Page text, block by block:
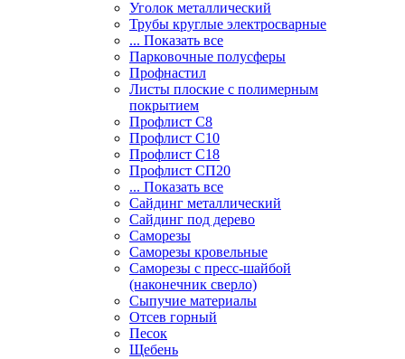
Уголок металлический
Трубы круглые электросварные
... Показать все
Парковочные полусферы
Профнастил
Листы плоские с полимерным
покрытием
Профлист С8
Профлист С10
Профлист С18
Профлист СП20
... Показать все
Сайдинг металлический
Cайдинг под дерево
Саморезы
Саморезы кровельные
Саморезы с пресс-шайбой
(наконечник сверло)
Сыпучие материалы
Отсев горный
Песок
Щебень